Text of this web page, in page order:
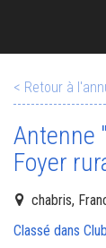
< Retour à
Antenne
Foyer
chabris,
Classé dans Club